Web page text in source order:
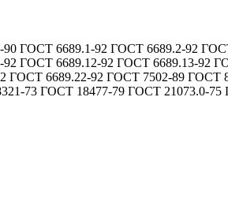
ГОСТ 6689.1-92 ГОСТ 6689.2-92
ГОСТ 6689.12-92 ГОСТ 6689.13-92
ГОСТ 6689.22-92 ГОСТ 7502-89
73 ГОСТ 18477-79 ГОСТ 21073.0-